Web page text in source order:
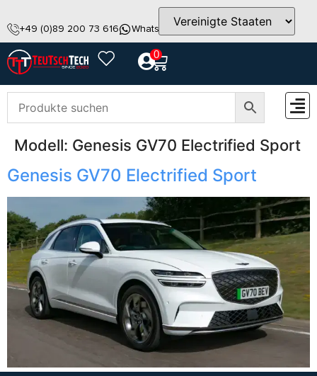
+49 (0)89 200 73 616 WhatsApp info@teutschtech.com
0
Modell: Genesis GV70 Electrified Sport
Genesis GV70 Electrified Sport